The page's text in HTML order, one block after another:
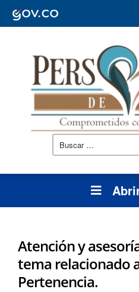
Buscar:
Atención y
tema relacionado
Pertenencia.